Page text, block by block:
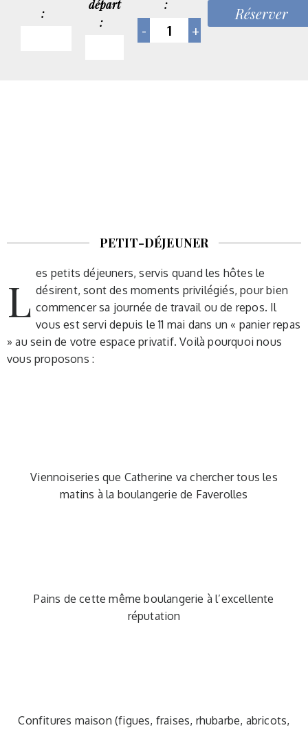
:
départ
:
:
PETIT-DÉJEUNER
L es petits déjeuners, servis quand les hôtes le
désirent, sont des moments privilégiés, pour bien
commencer sa journée de travail ou de repos. Il
vous est servi depuis le 11 mai dans un « panier repas
» au sein de votre espace privatif. Voilà pourquoi nous
vous proposons :
Viennoiseries que Catherine va chercher tous les
matins à la boulangerie de Faverolles
Pains de cette même boulangerie à l’excellente
réputation
Confitures maison (figues, fraises, rhubarbe, abricots,